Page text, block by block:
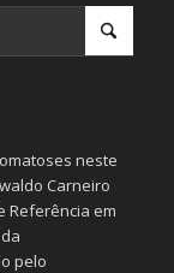
neste
Carneiro
Referência em
pelo